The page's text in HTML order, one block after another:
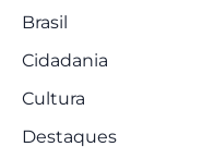
Brasil
Cidadania
Cultura
Destaques